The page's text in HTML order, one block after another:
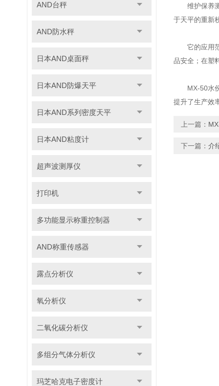
AND台秤
AND防水秤
日本AND桌面秤
日本AND防爆天平
日本AND系列密度天平
日本AND粘度计
超声波测厚仪
打印机
多功能显示称重控制器
AND称重传感器
露点分析仪
氧分析仪
二氧化碳分析仪
多组分气体分析仪
玛芝哈克电子密度计
维护保养测
于天平的重新
它的应用范
品安全；在塑
MX-50水份
提升了生产效
上一篇：
下一篇： 介